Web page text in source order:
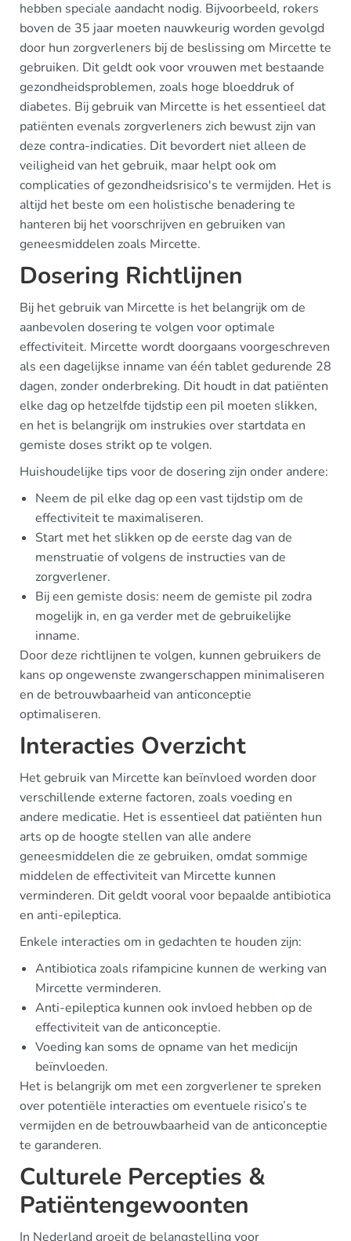
hebben speciale aandacht nodig. Bijvoorbeeld, rokers
boven de 35 jaar moeten nauwkeurig worden gevolgd
door hun zorgverleners bij de beslissing om Mircette te
gebruiken. Dit geldt ook voor vrouwen met bestaande
gezondheidsproblemen, zoals hoge bloeddruk of
diabetes. Bij gebruik van Mircette is het essentieel dat
patiënten evenals zorgverleners zich bewust zijn van
deze contra-indicaties. Dit bevordert niet alleen de
veiligheid van het gebruik, maar helpt ook om
complicaties of gezondheidsrisico's te vermijden. Het is
altijd het beste om een holistische benadering te
hanteren bij het voorschrijven en gebruiken van
geneesmiddelen zoals Mircette.
Dosering Richtlijnen
Bij het gebruik van Mircette is het belangrijk om de
aanbevolen dosering te volgen voor optimale
effectiviteit. Mircette wordt doorgaans voorgeschreven
als een dagelijkse inname van één tablet gedurende 28
dagen, zonder onderbreking. Dit houdt in dat patiënten
elke dag op hetzelfde tijdstip een pil moeten slikken,
en het is belangrijk om instrukies over startdata en
gemiste doses strikt op te volgen.
Huishoudelijke tips voor de dosering zijn onder andere:
Neem de pil elke dag op een vast tijdstip om de
effectiviteit te maximaliseren.
Start met het slikken op de eerste dag van de
menstruatie of volgens de instructies van de
zorgverlener.
Bij een gemiste dosis: neem de gemiste pil zodra
mogelijk in, en ga verder met de gebruikelijke
inname.
Door deze richtlijnen te volgen, kunnen gebruikers de
kans op ongewenste zwangerschappen minimaliseren
en de betrouwbaarheid van anticonceptie
optimaliseren.
Interacties Overzicht
Het gebruik van Mircette kan beïnvloed worden door
verschillende externe factoren, zoals voeding en
andere medicatie. Het is essentieel dat patiënten hun
arts op de hoogte stellen van alle andere
geneesmiddelen die ze gebruiken, omdat sommige
middelen de effectiviteit van Mircette kunnen
verminderen. Dit geldt vooral voor bepaalde antibiotica
en anti-epileptica.
Enkele interacties om in gedachten te houden zijn:
Antibiotica zoals rifampicine kunnen de werking van
Mircette verminderen.
Anti-epileptica kunnen ook invloed hebben op de
effectiviteit van de anticonceptie.
Voeding kan soms de opname van het medicijn
beïnvloeden.
Het is belangrijk om met een zorgverlener te spreken
over potentiële interacties om eventuele risico’s te
vermijden en de betrouwbaarheid van de anticonceptie
te garanderen.
Culturele Percepties &
Patiëntengewoonten
In Nederland groeit de belangstelling voor